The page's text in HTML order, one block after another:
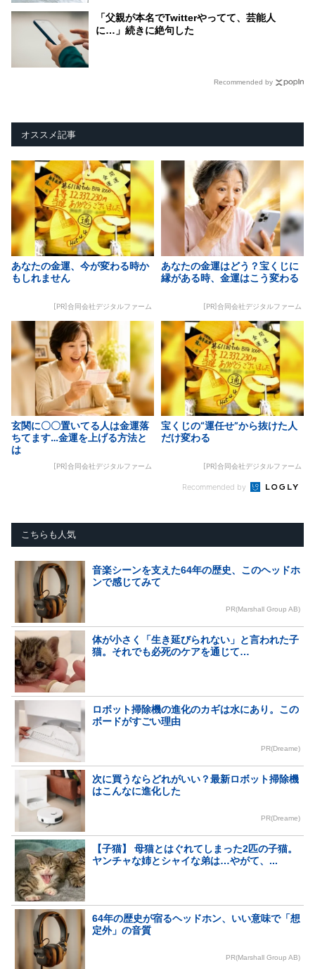
「父親が本名でTwitterやってて、芸能人
に…」続きに絶句した
Recommended by
オススメ記事
あなたの金運、今が変わる時か
もしれません
[PR]合同会社デジタルファーム
あなたの金運はどう？宝くじに
縁がある時、金運はこう変わる
[PR]合同会社デジタルファーム
玄関に〇〇置いてる人は金運落
ちてます…金運を上げる方法と
は
[PR]合同会社デジタルファーム
宝くじの“運任せ”から抜けた人
だけ変わる
[PR]合同会社デジタルファーム
Recommended by
こちらも人気
音楽シーンを支えた64年の歴史、このヘッドホ
ンで感じてみて
PR(Marshall Group AB)
体が小さく「生き延びられない」と言われた子
猫。それでも必死のケアを通じて…
ロボット掃除機の進化のカギは水にあり。この
ボードがすごい理由
PR(Dreame)
次に買うならどれがいい？最新ロボット掃除機
はこんなに進化した
PR(Dreame)
【子猫】 母猫とはぐれてしまった2匹の子猫。
ヤンチャな姉とシャイな弟は…やがて、...
64年の歴史が宿るヘッドホン、いい意味で「想
定外」の音質
PR(Marshall Group AB)